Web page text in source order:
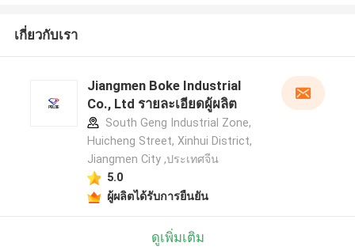
เกี่ยวกับเรา
Jiangmen Boke Industrial
Co., Ltd รายละเอียดผู้ผลิต
South Geng Industrial Zone,
Huicheng Street, Xinhui District,
Jiangmen City ,ประเทศจีน
5.0
ผู้ผลิตได้รับการยืนยัน
ดูเพิ่มเติม